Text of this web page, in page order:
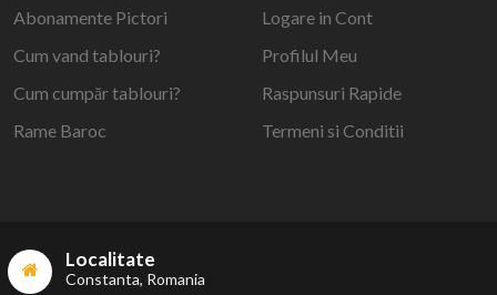
Abonamente Pictori
Cum vand tablouri?
Cum cumpăr tablouri?
Rame Baroc
Logare in Cont
Profilul Meu
Raspunsuri Rapide
Termeni si Conditii
Localitate
Constanta, Romania